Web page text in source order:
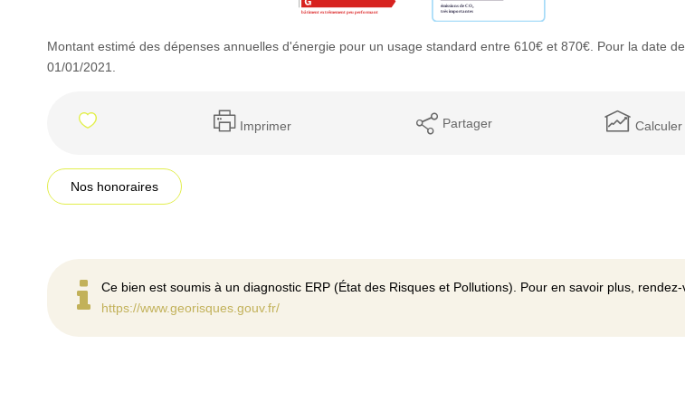
Montant estimé des dépenses annuelles d'énergie pour un usage standard entre 610€ et 870€. Pour la date
01/01/2021.
Imprimer Partager
Nos honoraires
Ce bien est soumis à un diagnostic ERP (État des Risques et Pollutions). Pour en savoir plus,
https://www.georisques.gouv.fr/